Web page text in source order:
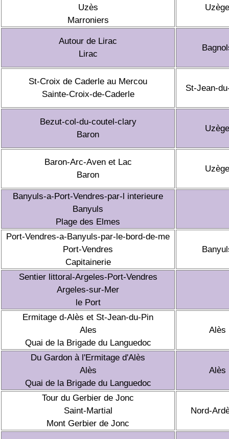
Uzès
Marroniers
Uzège
Autour de Lirac
Lirac
St-Croix de Caderle au Mercou
Sainte-Croix-de-Caderle
St-Jean-
Bezut-col-du-coutel-clary
Baron
Uzège
Baron-Arc-Aven et Lac
Baron
Uzège
Banyuls-a-Port-Vendres-par-l interieure
Banyuls
Plage des Elmes
Port-Vendres-a-Banyuls-par-le-bord-de-me
Port-Vendres
Capitainerie
Sentier littoral-Argeles-Port-Vendres
Argeles-sur-Mer
le Port
Ermitage d-Alès et St-Jean-du-Pin
Ales
Quai de la Brigade du Languedoc
Alès
Du Gardon à l'Ermitage d'Alès
Alès
Quai de la Brigade du Languedoc
Alès
Tour du Gerbier de Jonc
Saint-Martial
Mont Gerbier de Jonc
Nord-